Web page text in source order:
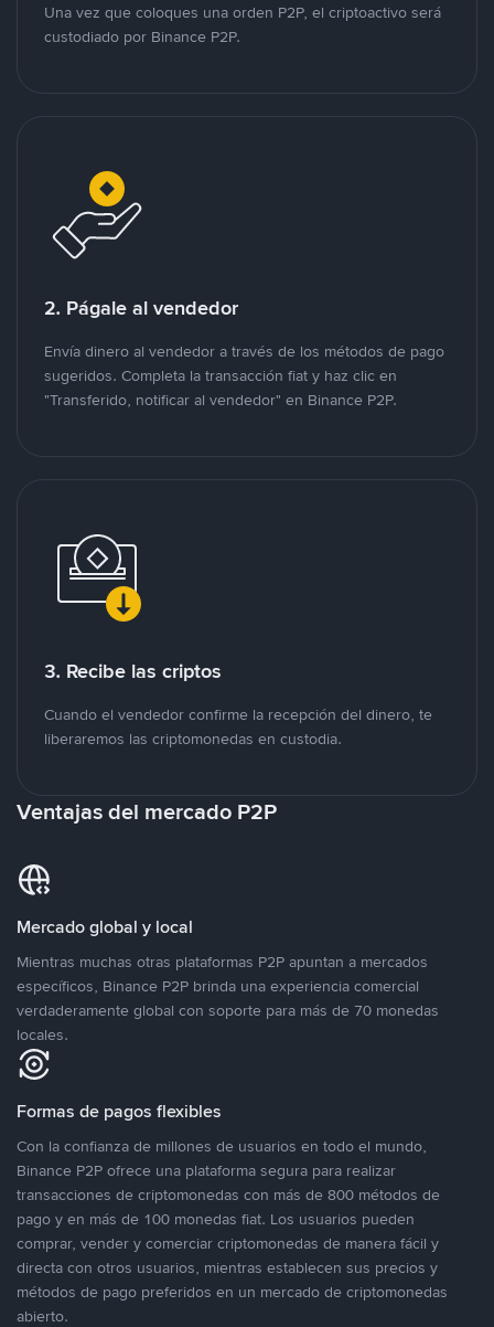
Una vez que coloques una orden P2P, el criptoactivo será
custodiado por Binance P2P.
2. Págale al vendedor
Envía dinero al vendedor a través de los métodos de pago
sugeridos. Completa la transacción fiat y haz clic en
"Transferido, notificar al vendedor" en Binance P2P.
3. Recibe las criptos
Cuando el vendedor confirme la recepción del dinero, te
liberaremos las criptomonedas en custodia.
Ventajas del mercado P2P
Mercado global y local
Mientras muchas otras plataformas P2P apuntan a mercados
específicos, Binance P2P brinda una experiencia comercial
verdaderamente global con soporte para más de 70 monedas
locales.
Formas de pagos flexibles
Con la confianza de millones de usuarios en todo el mundo,
Binance P2P ofrece una plataforma segura para realizar
transacciones de criptomonedas con más de 800 métodos de
pago y en más de 100 monedas fiat. Los usuarios pueden
comprar, vender y comerciar criptomonedas de manera fácil y
directa con otros usuarios, mientras establecen sus precios y
métodos de pago preferidos en un mercado de criptomonedas
abierto.